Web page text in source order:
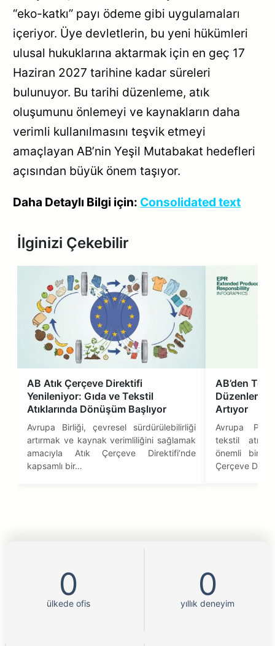
“eko-katkı” payı ödeme gibi uygulamaları
içeriyor. Üye devletlerin, bu yeni hükümleri
ulusal hukuklarına aktarmak için en geç 17
Haziran 2027 tarihine kadar süreleri
bulunuyor. Bu tarihi düzenleme, atık
oluşumunu önlemeyi ve kaynakların daha
verimli kullanılmasını teşvik etmeyi
amaçlayan AB’nin Yeşil Mutabakat hedefleri
açısından büyük önem taşıyor.
Daha Detaylı Bilgi için: Consolidated text
İlginizi Çekebilir
AB Atık Çerçeve Direktifi
Yenileniyor: Gıda ve Tekstil
Atıklarında Dönüşüm Başlıyor
Avrupa Birliği, çevresel sürdürülebilirliği
artırmak ve kaynak verimliliğini sağlamak
amacıyla Atık Çerçeve Direktifi’nde
kapsamlı bir…
AB’den
Artıyor
Avrupa
tekstil
önemli bir
Çerçeve
0
ülkede ofis
0
yıllık deneyim